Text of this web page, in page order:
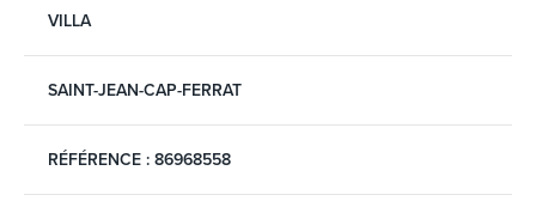
VILLA
SAINT-JEAN-CAP-FERRAT
RÉFÉRENCE : 86968558